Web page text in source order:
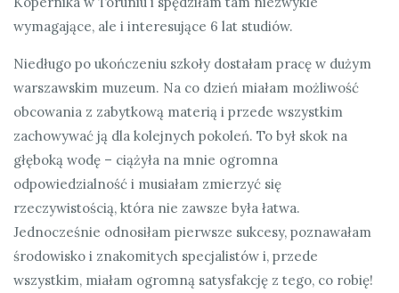
wymagające, ale i interesujące 6 lat studiów.
Niedługo po ukończeniu szkoły dostałam pracę w dużym
warszawskim muzeum. Na co dzień miałam możliwość
obcowania z zabytkową materią i przede wszystkim
zachowywać ją dla kolejnych pokoleń. To był skok na
głęboką wodę – ciążyła na mnie ogromna
odpowiedzialność i musiałam zmierzyć się
rzeczywistością, która nie zawsze była łatwa.
Jednocześnie odnosiłam pierwsze sukcesy, poznawałam
środowisko i znakomitych specjalistów i, przede
wszystkim, miałam ogromną satysfakcję z tego, co robię!